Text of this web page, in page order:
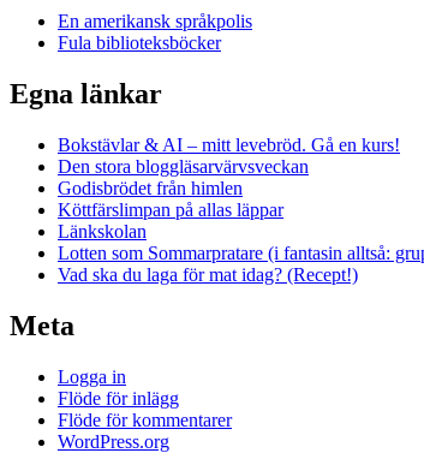
En amerikansk språkpolis
Fula biblioteksböcker
Egna länkar
Bokstävlar & AI – mitt levebröd. Gå en kurs!
Den stora bloggläsarvärvsveckan
Godisbrödet från himlen
Köttfärslimpan på allas läppar
Länkskolan
Lotten som Sommarpratare (i fantasin alltså:
Vad ska du laga för mat idag? (Recept!)
Meta
Logga in
Flöde för inlägg
Flöde för kommentarer
WordPress.org